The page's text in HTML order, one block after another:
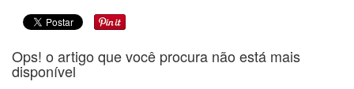
Ops! o artigo que você procura não está mais
disponível